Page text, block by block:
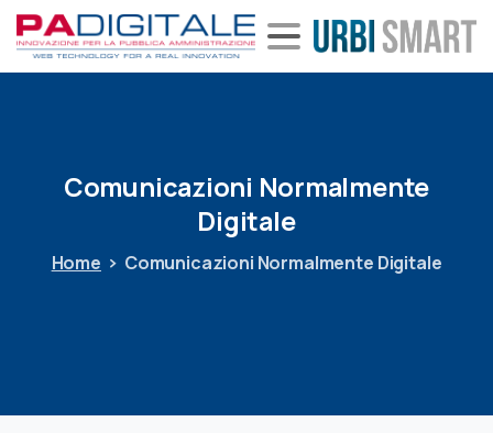
Comunicazioni Normalmente
Digitale
Home Comunicazioni Normalmente Digitale